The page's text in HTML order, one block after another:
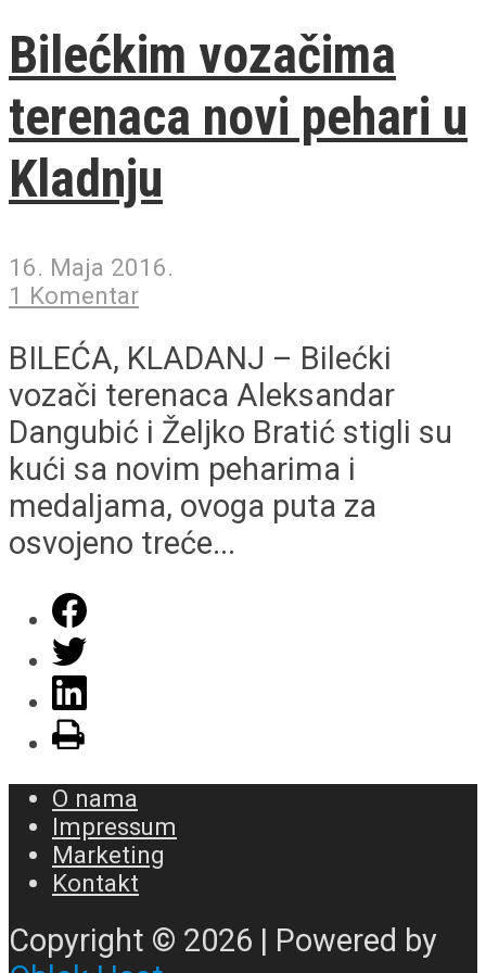
Bilećkim vozačima
terenaca novi pehari u
Kladnju
16. Maja 2016.
1 Komentar
BILEĆA, KLADANJ – Bilećki
vozači terenaca Aleksandar
Dangubić i Željko Bratić stigli su
kući sa novim peharima i
medaljama, ovoga puta za
osvojeno treće...
O nama
Impressum
Marketing
Kontakt
Copyright © 2026 | Powered by